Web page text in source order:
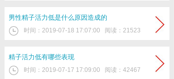
男性精子活力低是什么原因造成的
时间： 2019-07-18 17:07:00 阅读：21523
精子活力低有哪些表现
时间： 2019-07-17 17:09:00 阅读：42467